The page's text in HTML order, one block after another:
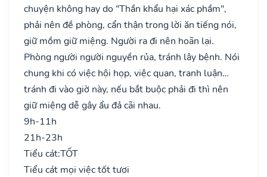
chuyện không hay do "Thần khẩu hại xác phầm",
phải nên đề phòng, cẩn thận trong lời ăn tiếng nói,
giữ mồm giữ miệng. Người ra đi nên hoãn lại.
Phòng người người nguyền rủa, tránh lây bệnh. Nói
chung khi có việc hội họp, việc quan, tranh luận…
tránh đi vào giờ này, nếu bắt buộc phải đi thì nên
giữ miệng dễ gây ẩu đả cãi nhau.
9h-11h
21h-23h
Tiểu cát:TỐT
Tiểu cát mọi việc tốt tươi